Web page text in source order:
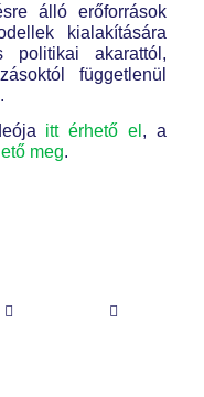
álló erőforrások
kialakítására
politikai akarattól,
függetlenül
itt érhető el , a
meg.